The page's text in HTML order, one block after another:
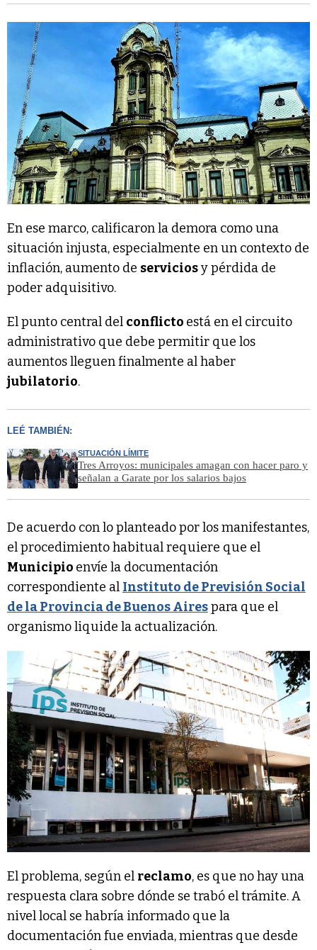
En ese marco, calificaron la demora como una
situación injusta, especialmente en un contexto de
inflación, aumento de serviciosy pérdida de
poder adquisitivo.
El punto central del conflicto está en el circuito
administrativo que debe permitir que los
aumentos lleguen finalmente al haber
jubilatorio.
LEÉ TAMBIÉN:
SITUACIÓN LÍMITE
Tres Arroyos: municipales amagan con hacer paro y
señalan a Garate por los salarios bajos
De acuerdo con lo planteado por los manifestantes,
el procedimiento habitual requiere que el
Municipio envíe la documentación
correspondiente al Instituto de Previsión Social
de la Provincia de Buenos Airespara que el
organismo liquide la actualización.
El problema, según el reclamo, es que no hay una
respuesta clara sobre dónde se trabó el trámite. A
nivel local se habría informado que la
documentación fue enviada, mientras que desde